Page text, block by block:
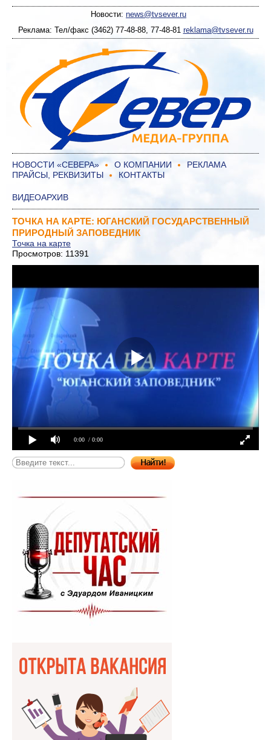
Новости: news@tvsever.ru
Реклама: Тел/факс (3462) 77-48-88, 77-48-81 reklama@tvsever.ru
НОВОСТИ «СЕВЕРА» О КОМПАНИИ
РЕКЛАМА
ПРАЙСЫ, РЕКВИЗИТЫ
КОНТАКТЫ
ВИДЕОАРХИВ
ТОЧКА НА КАРТЕ: ЮГАНСКИЙ ГОСУДАРСТВЕННЫЙ
ПРИРОДНЫЙ ЗАПОВЕДНИК
Точка на карте
Просмотров: 11391
0:00 / 0:00